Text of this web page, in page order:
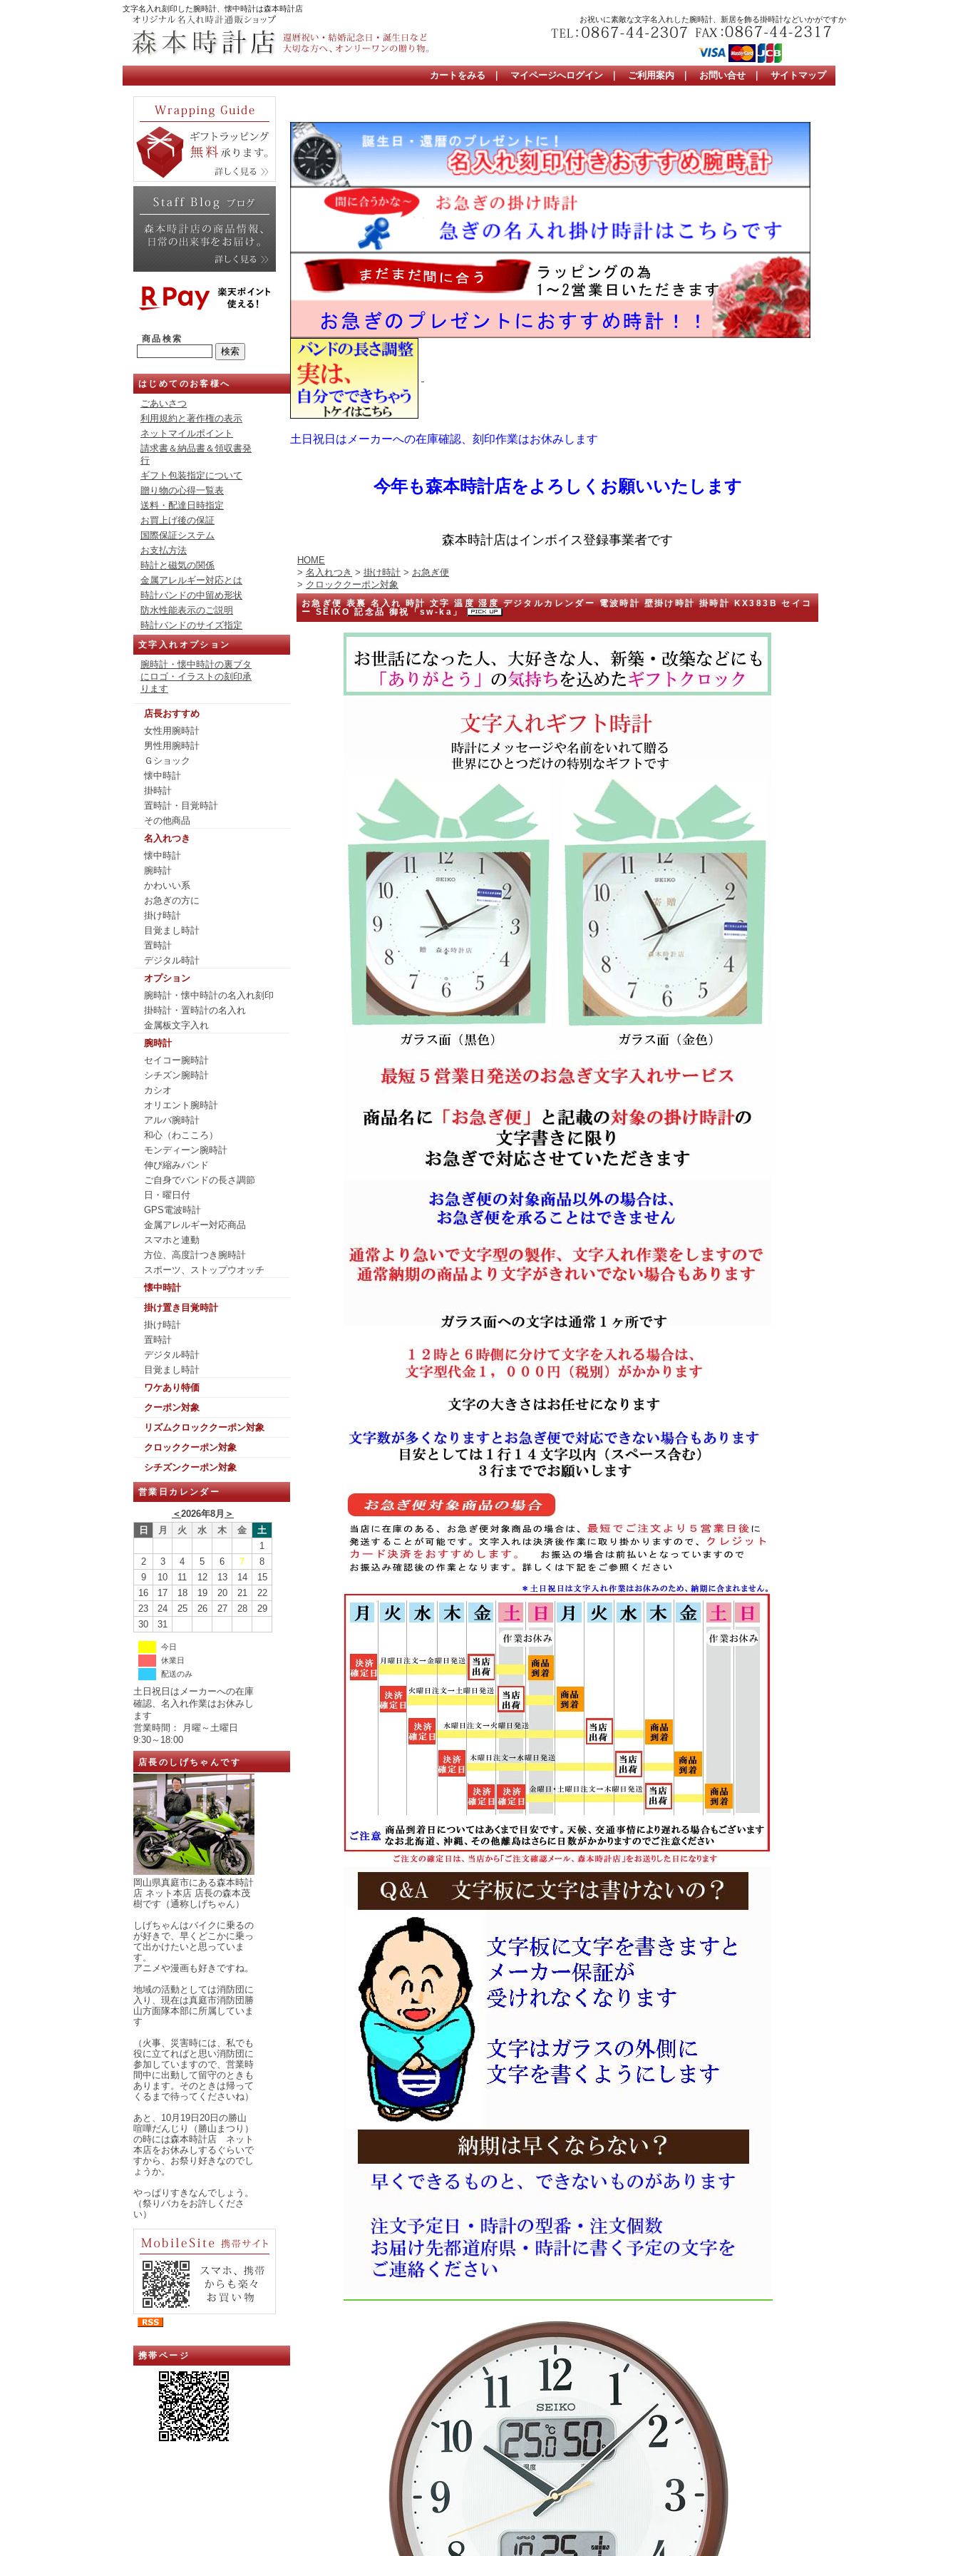
文字名入れ刻印した腕時計、懐中時計は森本時計店
お祝いに素敵な文字名入れした腕時計、新居を飾る掛時計などいかがですか
カートをみる ｜ マイページへログイン ｜ ご利用案内 ｜ お問い合せ ｜ サイトマップ
商品検索
はじめてのお客様へ
ごあいさつ
利用規約と著作権の表示
ネットマイルポイント
請求書＆納品書＆領収書発
行
ギフト包装指定について
贈り物の心得一覧表
送料・配達日時指定
お買上げ後の保証
国際保証システム
お支払方法
時計と磁気の関係
金属アレルギー対応とは
時計バンドの中留め形状
防水性能表示のご説明
時計バンドのサイズ指定
文字入れオプション
腕時計・懐中時計の裏ブタ
にロゴ・イラストの刻印承
ります
店長おすすめ
女性用腕時計
男性用腕時計
Ｇショック
懐中時計
掛時計
置時計・目覚時計
その他商品
名入れつき
懐中時計
腕時計
かわいい系
お急ぎの方に
掛け時計
目覚まし時計
置時計
デジタル時計
オプション
腕時計・懐中時計の名入れ刻印
掛時計・置時計の名入れ
金属板文字入れ
腕時計
セイコー腕時計
シチズン腕時計
カシオ
オリエント腕時計
アルバ腕時計
和心（わこころ）
モンディーン腕時計
伸び縮みバンド
ご自身でバンドの長さ調節
日・曜日付
GPS電波時計
金属アレルギー対応商品
スマホと連動
方位、高度計つき腕時計
スポーツ、ストップウオッチ
懐中時計
掛け置き目覚時計
掛け時計
置時計
デジタル時計
目覚まし時計
ワケあり特価
クーポン対象
リズムクロッククーポン対象
クロッククーポン対象
シチズンクーポン対象
営業日カレンダー
＜2026年8月 ＞
日
月 火 水 木 金
土
1
2
3 4 5 6 7
8
9
10 11 12 13 14
15
16
17 18 19 20 21
22
23
24 25 26 27 28
29
30
31
今日
休業日
配送のみ
土日祝日はメーカーへの在庫
確認、名入れ作業はお休みし
ます
営業時間： 月曜～土曜日
9:30～18:00
店長のしげちゃんです
岡山県真庭市にある森本時計
店 ネット本店 店長の森本茂
樹です（通称しげちゃん）
しげちゃんはバイクに乗るの
が好きで、早くどこかに乗っ
て出かけたいと思っていま
す。
アニメや漫画も好きですね。
地域の活動としては消防団に
入り、現在は真庭市消防団勝
山方面隊本部に所属していま
す
（火事、災害時には、私でも
役に立てればと思い消防団に
参加していますので、営業時
間中に出動して留守のときも
あります。そのときは帰って
くるまで待ってくださいね）
あと、10月19日20日の勝山
喧嘩だんじり（勝山まつり）
の時には森本時計店 ネット
本店をお休みしするぐらいで
すから、お祭り好きなのでし
ょうか。
やっぱりすきなんでしょう。
（祭りバカをお許しくださ
い）
携帯ページ
土日祝日はメーカーへの在庫確認、刻印作業はお休みします
今年も森本時計店をよろしくお願いいたします
森本時計店はインボイス登録事業者です
HOME
> 名入れつき > 掛け時計 > お急ぎ便
> クロッククーポン対象
お急ぎ便 表裏 名入れ 時計 文字 温度 湿度 デジタルカレンダー 電波時計 壁掛け時計 掛時計 KX383B セイコ
ー SEIKO 記念品 御祝「sw-ka」